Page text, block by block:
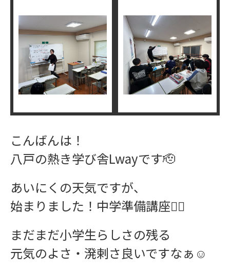
こんばんは！
八戸の熱き学び舎Lwayです🫡
あいにくの天気ですが、
始まりました！中学準備講座✍🏻
まだまだ小学生らしさの残る
元気のよさ・溌剌さ良いですなぁ☺